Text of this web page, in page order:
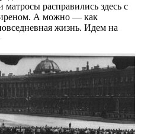
расправились здесь с
А можно — как
жизнь. Идем на